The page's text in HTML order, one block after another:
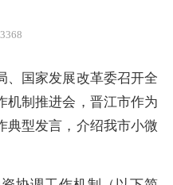
国家发展改革委召开全
机制推进会，晋江市作为
典型发言，介绍我市小微